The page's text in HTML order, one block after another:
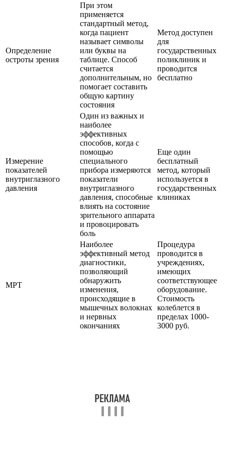
Определение
остроты зрения
При этом
применяется
стандартный метод,
когда пациент
называет символы
или буквы на
таблице. Способ
считается
дополнительным, но
помогает составить
общую картину
состояния
Метод доступен
для
государственных
поликлиник и
проводится
бесплатно
Измерение
показателей
внутриглазного
давления
Один из важных и
наиболее
эффективных
способов, когда с
помощью
специального
прибора измеряются
показатели
внутриглазного
давления, способные
влиять на состояние
зрительного аппарата
и провоцировать
боль
Еще один
бесплатный
метод, который
используется в
государственных
клиниках
МРТ
Наиболее
эффективный метод
диагностики,
позволяющий
обнаружить
изменения,
происходящие в
мышечных волокнах
и нервных
окончаниях
Процедура
проводится в
учреждениях,
имеющих
соответствующее
оборудование.
Стоимость
колеблется в
пределах 1000-
3000 руб.